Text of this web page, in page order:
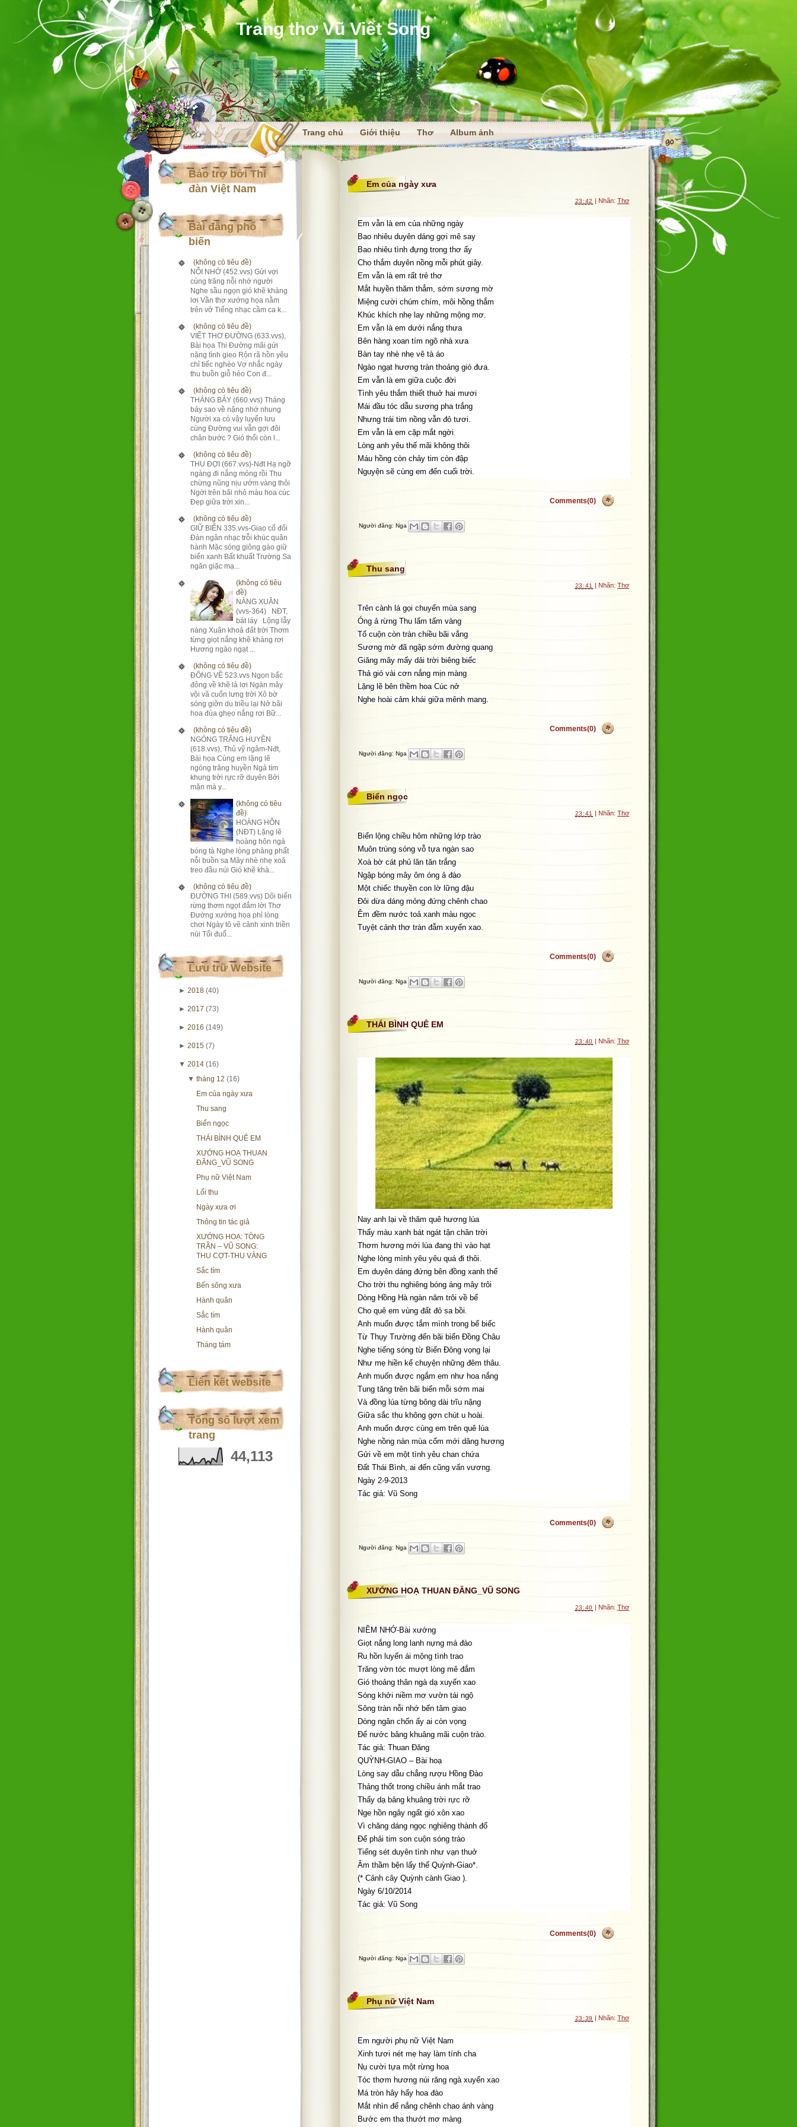
Trang thơ Vũ Viết Song
Trang chủ Giới thiệu Thơ Album ảnh
Bảo trợ bởi Thi
đàn Việt Nam
Bài đăng phổ
biến
(không có tiêu đề)
NỖI NHỚ (452.vvs) Gửi vợi
cùng trăng nỗi nhớ người
Nghe sầu ngọn gió khẽ khàng
lơi Vần thơ xướng họa nằm
trên vở Tiếng nhạc cầm ca k...
(không có tiêu đề)
VIẾT THƠ ĐƯỜNG (633.vvs),
Bài họa Thi Đường mãi gửi
nặng tình gieo Rộn rã hồn yêu
chỉ tiếc nghèo Vợ nhắc ngày
thu buồn giỗ hẻo Con đ...
(không có tiêu đề)
THÁNG BẢY (660.vvs) Tháng
bảy sao về nặng nhớ nhung
Người xa có vậy luyến lưu
cùng Đường vui vẫn gợi đôi
chân bước ? Gió thổi còn l...
(không có tiêu đề)
THU ĐỢI (667.vvs)-Nđt Hạ ngỡ
ngàng đi nắng mỏng rồi Thu
chừng nũng nịu ướm vàng thôi
Ngời trên bãi nhỏ màu hoa cúc
Đẹp giữa trời xin...
(không có tiêu đề)
GIỮ BIỂN 335.vvs-Giao cổ đối
Đàn ngân nhạc trỗi khúc quân
hành Mặc sóng giông gào giữ
biển xanh Bất khuất Trường Sa
ngăn giặc mạ...
(không có tiêu
đề)
NÀNG XUÂN
(vvs-364) NĐT,
bát láy Lộng lẫy
nàng Xuân khoả đất trời Thơm
từng giọt nắng khẽ khàng rơi
Hương ngào ngạt ...
(không có tiêu đề)
ĐÔNG VỀ 523.vvs Ngọn bấc
đông về khẽ lả lơi Ngàn mây
vội vã cuốn lưng trời Xô bờ
sóng giỡn du triều lại Nở bãi
hoa đùa ghẹo nắng rơi Bữ...
(không có tiêu đề)
NGÓNG TRĂNG HUYỀN
(618.vvs), Thủ vỹ ngâm-Nđt,
Bài họa Cùng em lặng lẽ
ngóng trăng huyền Ngả tím
khung trời rực rỡ duyên Bởi
mặn mà y...
(không có tiêu
đề)
HOÀNG HÔN
(NĐT) Lặng lẽ
hoàng hôn ngả
bóng tà Nghe lòng phảng phất
nỗi buồn sa Mây nhè nhẹ xoã
treo đầu núi Gió khẽ khà...
(không có tiêu đề)
ĐƯỜNG THI (589.vvs) Dõi biển
rừng thơm ngọt đắm lời Thơ
Đường xướng họa phỉ lòng
chơi Ngày tô vẽ cảnh xinh triền
núi Tối đuổ...
Lưu trữ Website
► 2018 (40)
► 2017 (73)
► 2016 (149)
► 2015 (7)
▼ 2014 (16)
▼ tháng 12 (16)
Em của ngày xưa
Thu sang
Biển ngọc
THÁI BÌNH QUÊ EM
XƯỚNG HOẠ THUAN
ĐĂNG_VŨ SONG
Phụ nữ Việt Nam
Lối thu
Ngày xưa ơi
Thông tin tác giả
XƯỚNG HOẠ: TÒNG
TRẦN – VŨ SONG:
THU CỢT-THU VÀNG
Sắc tím
Bến sông xưa
Hành quân
Sắc tím
Hành quân
Tháng tám
Liên kết website
Tổng số lượt xem
trang
44,113
Em của ngày xưa
23:42 | Nhãn: Thơ
Em vẫn là em của những ngày
Bao nhiêu duyên dáng gợi mê say
Bao nhiêu tình đựng trong thơ ấy
Cho thắm duyên nồng mỗi phút giây.
Em vẫn là em rất trẻ thơ
Mắt huyền thăm thẳm, sớm sương mờ
Miệng cười chúm chím, môi hồng thắm
Khúc khích nhẹ lay những mộng mơ.
Em vẫn là em dưới nắng thưa
Bên hàng xoan tím ngõ nhà xưa
Bàn tay nhè nhẹ vê tà áo
Ngào ngạt hương tràn thoảng gió đưa.
Em vẫn là em giữa cuộc đời
Tình yêu thắm thiết thuở hai mươi
Mái đầu tóc dẫu sương pha trắng
Nhưng trái tim nồng vẫn đỏ tươi.
Em vẫn là em cặp mắt ngời
Lòng anh yêu thế mãi không thôi
Máu hồng còn chảy tim còn đập
Nguyện sẽ cùng em đến cuối trời.
Comments(0)
Người đăng: Nga
Thu sang
23:41 | Nhãn: Thơ
Trên cành lá gọi chuyển mùa sang
Óng ả rừng Thu lấm tấm vàng
Tố cuộn còn tràn chiều bãi vắng
Sương mờ đã ngập sớm đường quang
Giăng mây mấy dải trời biêng biếc
Thả gió vài cơn nắng mịn màng
Lặng lẽ bên thềm hoa Cúc nở
Nghe hoài cảm khái giữa mênh mang.
Comments(0)
Người đăng: Nga
Biển ngọc
23:41 | Nhãn: Thơ
Biển lộng chiều hôm những lớp trào
Muôn trùng sóng vỗ tựa ngàn sao
Xoà bờ cát phủ lăn tăn trắng
Ngập bóng mây ôm óng ả đào
Một chiếc thuyền con lờ lững đậu
Đôi dừa dáng mỏng đứng chênh chao
Êm đềm nước toả xanh màu ngọc
Tuyệt cảnh thơ tràn đẫm xuyến xao.
Comments(0)
Người đăng: Nga
THÁI BÌNH QUÊ EM
23:40 | Nhãn: Thơ
Nay anh lại về thăm quê hương lúa
Thấy màu xanh bát ngát tận chân trời
Thơm hương mới lúa đang thì vào hạt
Nghe lòng mình yêu yêu quá đi thôi.
Em duyên dáng đứng bên đồng xanh thế
Cho trời thu nghiêng bóng áng mây trôi
Dòng Hồng Hà ngàn năm trôi về bể
Cho quê em vùng đất đỏ sa bồi.
Anh muốn được tắm mình trong bể biếc
Từ Thụy Trường đến bãi biển Đồng Châu
Nghe tiếng sóng từ Biển Đông vọng lại
Như mẹ hiền kể chuyện những đêm thâu.
Anh muốn được ngắm em như hoa nắng
Tung tăng trên bãi biển mỗi sớm mai
Và đồng lúa từng bông dài trĩu nặng
Giữa sắc thu không gợn chút u hoài.
Anh muốn được cùng em trên quê lúa
Nghe nồng nàn mùa cốm mới dâng hương
Gửi về em một tình yêu chan chứa
Đất Thái Bình, ai đến cũng vấn vương.
Ngày 2-9-2013
Tác giả: Vũ Song
Comments(0)
Người đăng: Nga
XƯỚNG HOẠ THUAN ĐĂNG_VŨ SONG
23:40 | Nhãn: Thơ
NIỀM NHỚ-Bài xướng
Giọt nắng long lanh nựng má đào
Ru hồn luyến ái mộng tình trao
Trăng vờn tóc mượt lòng mê đắm
Gió thoảng thân ngà dạ xuyến xao
Sóng khởi niềm mơ vườn tái ngộ
Sông tràn nỗi nhớ bến tâm giao
Dòng ngân chốn ấy ai còn vọng
Để nước bâng khuâng mãi cuộn trào.
Tác giả: Thuan Đăng
QUỲNH-GIAO – Bài hoạ
Lòng say dẫu chẳng rượu Hồng Đào
Thảng thốt trong chiều ánh mắt trao
Thấy dạ bâng khuâng trời rực rỡ
Nge hồn ngây ngất gió xôn xao
Vì chăng dáng ngọc nghiêng thành đổ
Để phải tim son cuộn sóng trào
Tiếng sét duyên tình như vạn thuở
Âm thầm bện lấy thể Quỳnh-Giao*.
(* Cảnh cây Quỳnh cành Giao ).
Ngày 6/10/2014
Tác giả: Vũ Song
Comments(0)
Người đăng: Nga
Phụ nữ Việt Nam
23:39 | Nhãn: Thơ
Em người phụ nữ Việt Nam
Xinh tươi nét mẹ hay làm tính cha
Nụ cười tựa một rừng hoa
Tóc thơm hương núi răng ngà xuyến xao
Má tròn hây hẩy hoa đào
Mắt nhìn để nắng chênh chao ánh vàng
Bước em tha thướt mơ màng